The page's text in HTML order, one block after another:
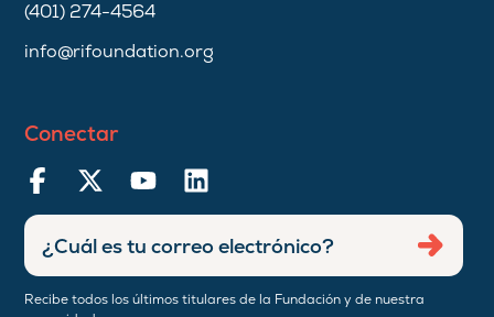
(401) 274-4564
info@rifoundation.org
Conectar
Recibe todos los últimos titulares de la Fundación y de nuestra
Ingresar
dirección
de
correo
Enviar